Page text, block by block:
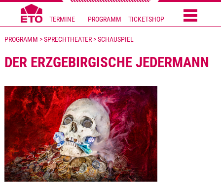
TERMINE PROGRAMM TICKETSHOP
PROGRAMM > SPRECHTHEATER > SCHAUSPIEL
DER ERZGEBIRGISCHE JEDERMANN